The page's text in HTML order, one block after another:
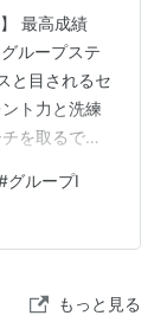
最高成績
ループステ
と目されるセ
ト力と洗練
を取るであ
。この「死
ト8超えはも
う偉業すら
が漂ってい
グループI
もっと見る